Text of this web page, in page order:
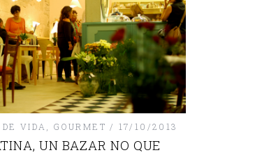
DE VIDA,GOURMET 17/10/2013
UN BAZAR NO QUE